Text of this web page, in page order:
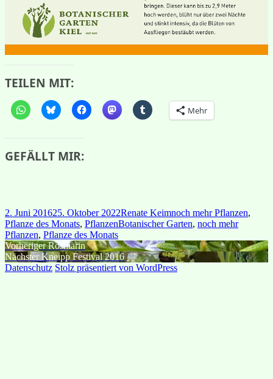
TEILEN MIT:
Mehr
GEFÄLLT MIR:
Veröffentlicht
am
2. Juni 201625. Oktober 2022Autor
Renate KeimKategorien
noch mehr Pflanzen,
Pflanze des Monats, PflanzenSchlagwörter
Botanischer Garten, noch mehr
Pflanzen, Pflanze des Monats
Beitragsnavigation
VorherigerVorheriger
Beitrag:
Rosmarin
Nächster Nächster
Beitrag:
Kneipp Festival 2016
Datenschutz Stolz präsentiert von WordPress